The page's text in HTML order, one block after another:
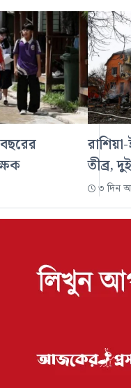
তীব্র,
৩ দিন